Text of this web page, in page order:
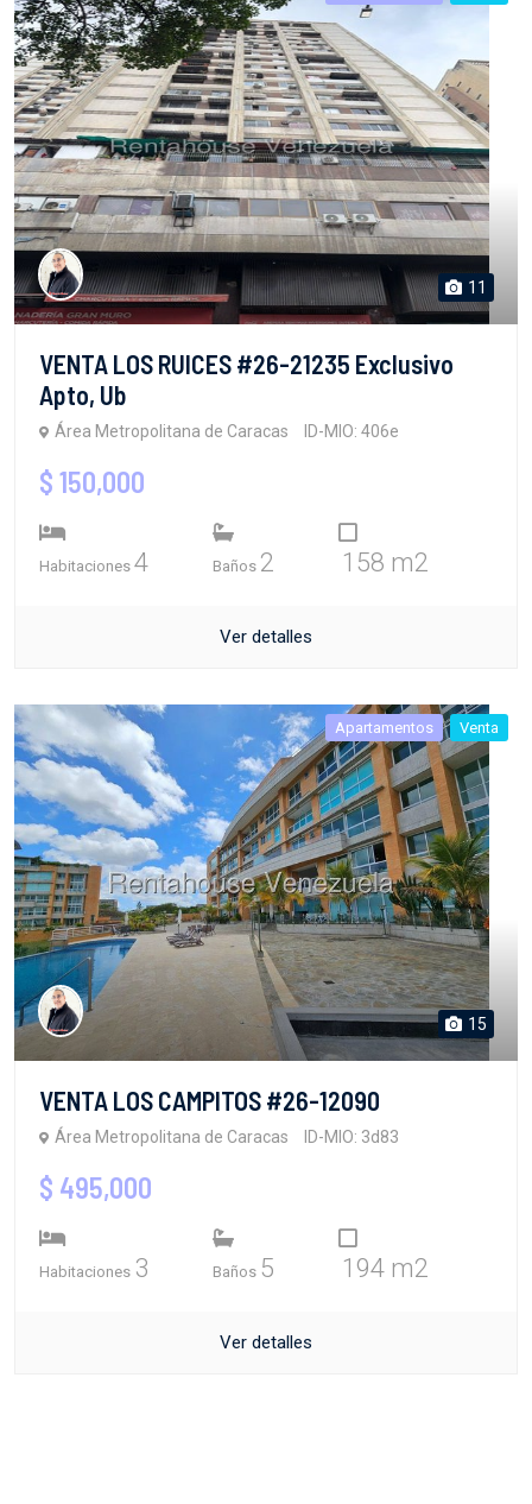
11
VENTA LOS RUICES #26-21235 Exclusivo
Apto, Ub
Área Metropolitana de Caracas ID-MIO: 406e
$ 150,000
Habitaciones 4 Baños 2 158 m2
Ver detalles
Apartamentos Venta
15
VENTA LOS CAMPITOS #26-12090
Área Metropolitana de Caracas ID-MIO: 3d83
$ 495,000
Habitaciones 3 Baños 5 194 m2
Ver detalles